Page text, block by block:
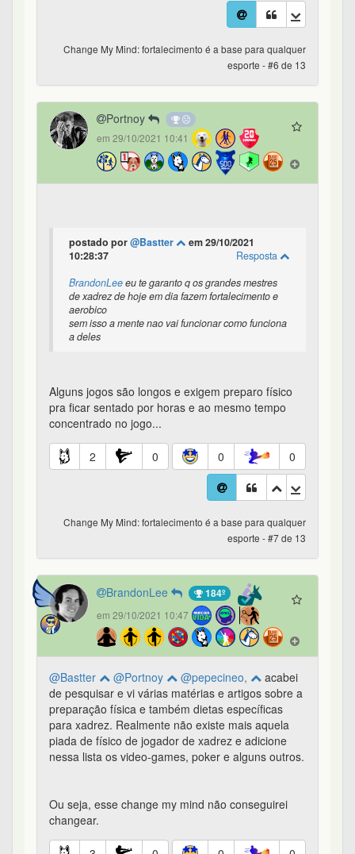
Change My Mind: fortalecimento é a base para qualquer
esporte - #6 de 13
Portnoy
em 29/10/2021 10:41
postado por@Bastter
em 29/10/2021
10:28:37
Resposta
BrandonLeeeu te garanto q os grandes mestres
de xadrez de hoje em dia fazem fortalecimento e
aerobico
sem isso a mente nao vai funcionar como funciona
a deles
Alguns jogos são longos e exigem preparo físico
pra ficar sentado por horas e ao mesmo tempo
concentrado no jogo...
2 0 0 0
Change My Mind: fortalecimento é a base para qualquer
esporte - #7 de 13
BrandonLee 184º
em 29/10/2021 10:47
@Bastter @Portnoy @pepecineo,
acabei
de pesquisar e vi várias matérias e artigos sobre a
preparação física e também dietas específicas
para xadrez. Realmente não existe mais aquela
piada de físico de jogador de xadrez e adicione
nessa lista os video-games, poker e alguns outros.
Ou seja, esse change my mind não conseguirei
changear.